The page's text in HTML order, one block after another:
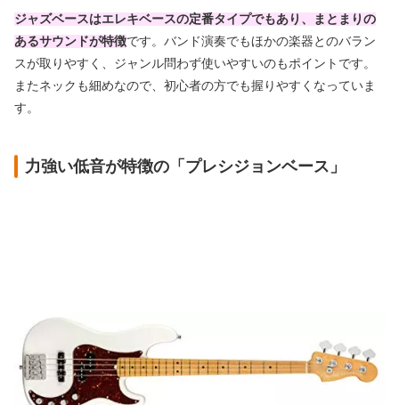
ジャズベースはエレキベースの定番タイプでもあり、まとまりの
あるサウンドが特徴です。バンド演奏でもほかの楽器とのバラン
スが取りやすく、ジャンル問わず使いやすいのもポイントです。
またネックも細めなので、初心者の方でも握りやすくなっていま
す。
力強い低音が特徴の「プレシジョンベース」